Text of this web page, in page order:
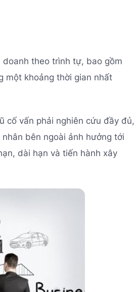
theo trình tự, bao gồm
một khoảng thời gian nhất
cố vấn phải nghiên cứu đầy đủ,
bên ngoài ảnh hưởng tới
dài hạn và tiến hành xây